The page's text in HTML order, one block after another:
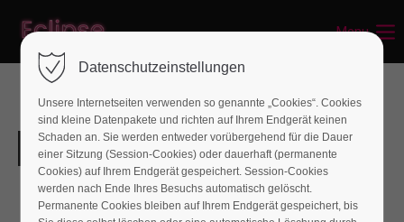
Login
Benutzername
Passwort
Menu
Datenschutzeinstellungen
Unsere Internetseiten verwenden so genannte „Cookies“. Cookies
sind kleine Datenpakete und richten auf Ihrem Endgerät keinen
Schaden an. Sie werden entweder vorübergehend für die Dauer
einer Sitzung (Session-Cookies) oder dauerhaft (permanente
Cookies) auf Ihrem Endgerät gespeichert. Session-Cookies
werden nach Ende Ihres Besuchs automatisch gelöscht.
Permanente Cookies bleiben auf Ihrem Endgerät gespeichert, bis